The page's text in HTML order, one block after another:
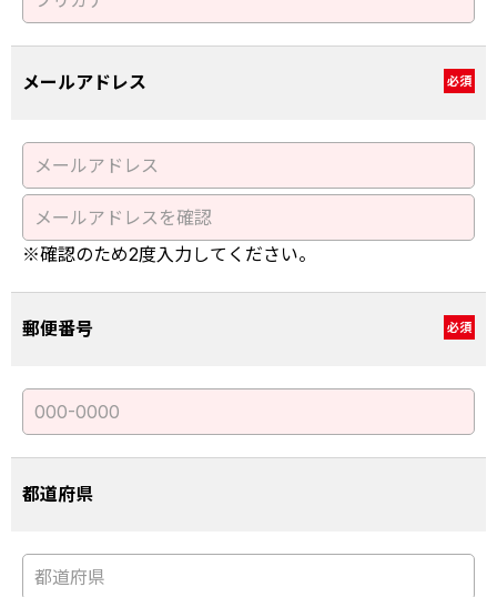
メールアドレス 必須
※確認のため2度入力してください。
郵便番号 必須
都道府県